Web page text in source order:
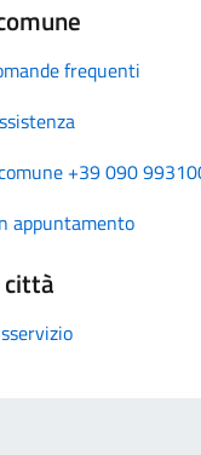
frequenti
+39 090
appuntamento
città